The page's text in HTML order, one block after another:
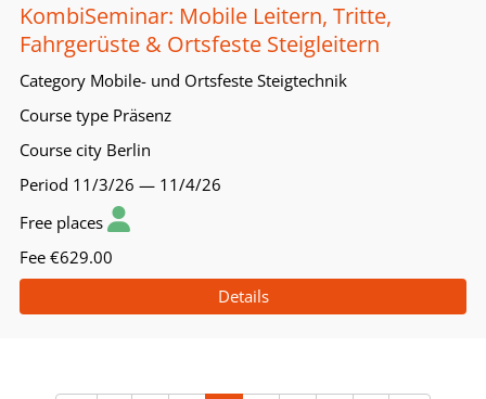
KombiSeminar: Mobile Leitern, Tritte,
Fahrgerüste & Ortsfeste Steigleitern
Category Mobile- und Ortsfeste Steigtechnik
Course type Präsenz
Course city Berlin
Period 11/3/26 — 11/4/26
Free places
Fee €629.00
Details